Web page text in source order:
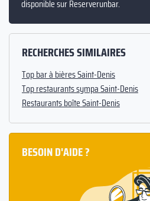
disponible sur Reserverunbar.
RECHERCHES SIMILAIRES
Top bar à bières Saint-Denis
Top restaurants sympa Saint-Denis
Restaurants boîte Saint-Denis
BESOIN D'AIDE ?